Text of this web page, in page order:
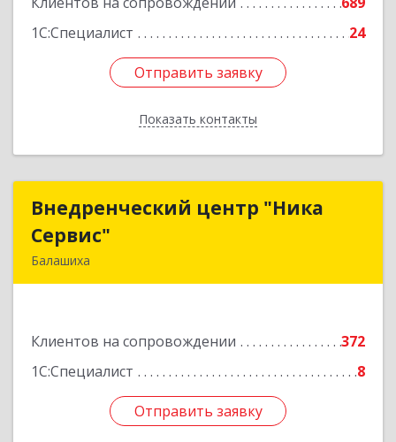
1С:Специалист
24
Отправить заявку
Показать контакты
Отправить заявку
Назад
Внедренческий центр "Ника
Сервис"
Балашиха
Клиентов на сопровождении
372
1С:Специалист
8
Отправить заявку
Внедренческий центр "Ника
Подробнее
Отправить заявку